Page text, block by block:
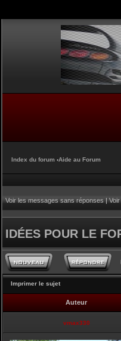
Index du forum ‹Aide au Forum
Voir les messages sans réponses|
IDÉES POUR LE
Imprimer le sujet
Auteur
vmax330